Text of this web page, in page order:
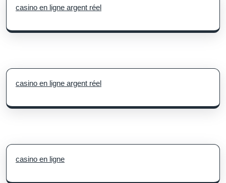
casino en ligne argent réel
casino en ligne argent réel
casino en ligne